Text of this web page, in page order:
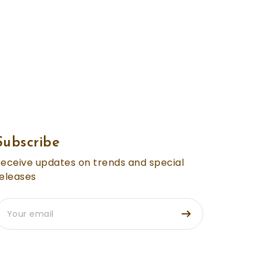
updates on trends and special